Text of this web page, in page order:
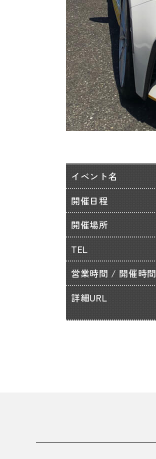
イベント名
開催日程
開催場所
TEL
営業時間 / 開催時間
詳細URL